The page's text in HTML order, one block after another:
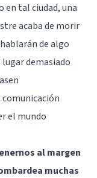
en tal ciudad, una
acaba de morir
de algo
lugar demasiado
el mundo
al margen
muchas